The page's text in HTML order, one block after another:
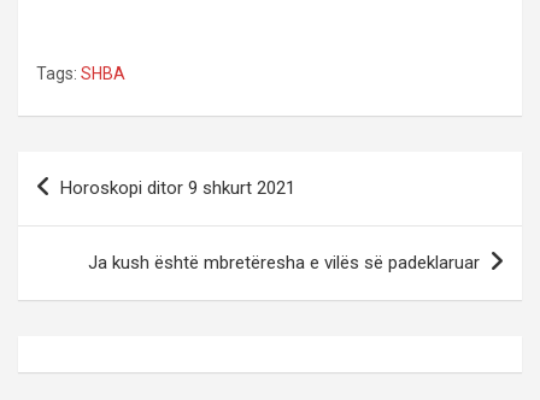
Tags: SHBA
Horoskopi ditor 9 shkurt 2021
Ja kush është mbretëresha e vilës së padeklaruar